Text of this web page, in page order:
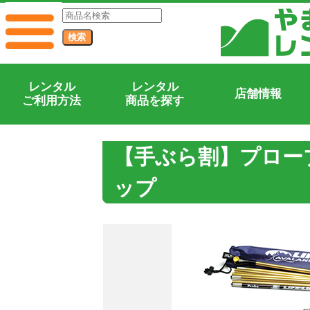
レンタル
ご利用方法
レンタル
商品を探す
店舗情報
【手ぶら割】プロ
ップ